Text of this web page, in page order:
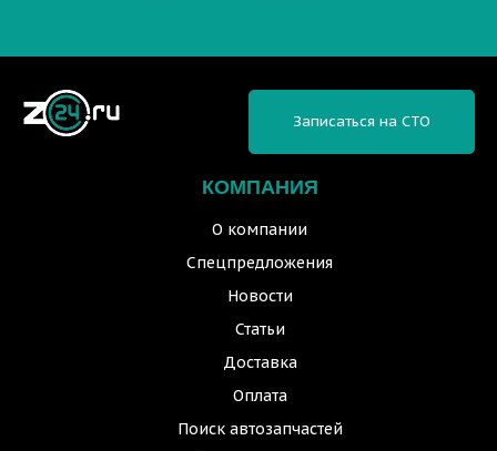
КОМПАНИЯ
О компании
Спецпредложения
Новости
Статьи
Доставка
Оплата
Поиск автозапчастей
Записаться на СТО